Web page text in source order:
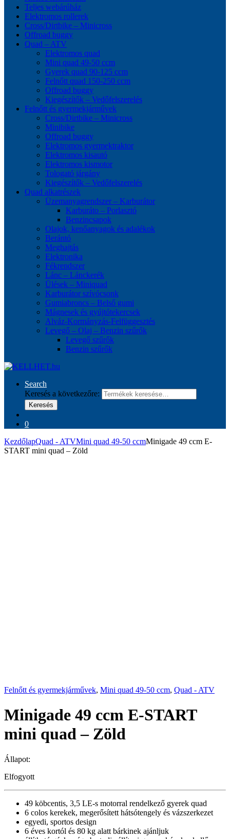
Teljes webárúház
Elektromos rollerek
Cross/Dirtbike – Minicross
Offroad buggy
Quad – ATV
Elektromos quad
Mini quad 49-50 ccm
Gyerek quad 90-125 ccm
Felnőtt quad 150-250 ccm
Offroad buggy
Kiegészítők – Vedőfelszerelés
Felnőtt és gyermekjárművek
Cross/Dirtbike – Minicross
Minibike
Offroad buggy
Elektromos gyermektraktor
Elektromos kisautó
Elektromos kismotor
Tologató járgány
Kiegészítők – Vedőfelszerelés
Quad alkatrészek
Üzemanyagrendszer – Karburátor
Karburáto – Porlasztó
Benzincsapok
Olajok, kenőanyagok és adalékok
Berántó
Meghajtás
Elektronika
Fékrendszer
Lánc – Lánckerék
Ülések – Miniquad
Karburátor szívócsonk
Gumiabroncs – Belső gumi
Mágnesek és gyújtótekercsek
Alváz-Kormányzás-Felfüggesztés
Levegő – Olaj – Benzin szűrők
Levegő szűrők
Benzin szűrők
Search
Keresés a következőre:
Keresés
0
KezdőlapQuad - ATVMini quad 49-50 ccmMinigade 49 ccm E-
START mini quad – Zöld
Felnőtt és gyermekjárművek, Mini quad 49-50 ccm, Quad - ATV
Minigade 49 ccm E-START
mini quad – Zöld
Állapot:
Elfogyott
49 köbcentis, 3,5 LE-s motorral rendelkező gyerek quad
6 colos kerekek, megerősített hátsótengely és vázszerkezet
egyedi, sportos design
6 éves kortól és 80 kg alatt bárkinek ajánljuk